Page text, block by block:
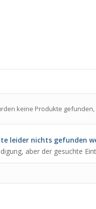
keine Produkte
leider nichts gefunden
aber der gesuchte